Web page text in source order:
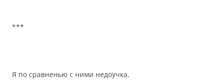
***
Я по сравненью с ними недоучка,